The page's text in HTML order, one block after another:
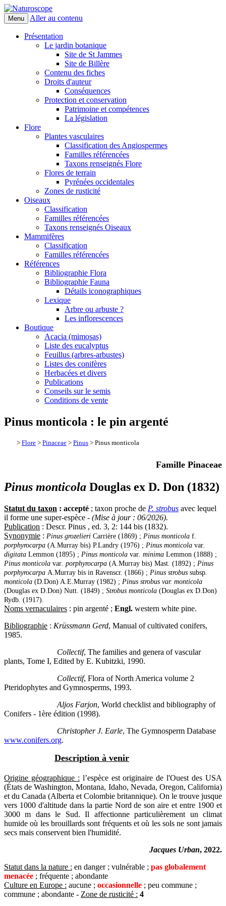
Naturoscope
Menu Aller au contenu
Présentation
Le jardin botanique
Site de St Jammes
Site de Billère
Contenu des fiches
Droits d'auteur
Conséquences
Protection et conservation
Patrimoine et compétences
La législation
Flore
Plantes vasculaires
Classification des Angiospermes
Familles référencées
Taxons renseignés Flore
Flores de terrain
Pyrénées occidentales
Zones de rusticité
Oiseaux
Classification
Familles référencées
Taxons renseignés Oiseaux
Mammifères
Classification
Familles référencées
Références
Bibliographie Flora
Bibliographie Fauna
Détails iconographiques
Lexique
Arbre ou arbuste ?
Les inflorescences
Boutique
Acacia (mimosas)
Liste des eucalyptus
Feuillus (arbres-arbustes)
Listes des conifères
Herbacées et divers
Publications
Conseils sur le semis
Conditions de vente
Pinus monticola : le pin argenté
> Flore > Pinaceae > Pinus > Pinus monticola
Famille Pinaceae
Pinus monticola Douglas ex D. Don (1832)
Statut du taxon : accepté ; taxon proche de P. strobus avec lequel
il forme une super-espèce - (Mise à jour : 06/2026).
Publication : Descr. Pinus , ed. 3, 2: 144 bis (1832).
Synonymie : Pinus grozelieri Carrière (1869) ; Pinus monticola f.
porphyrocarpa (A.Murray bis) P.Landry (1976) ; Pinus monticola var
digitata Lemmon (1895) ; Pinus monticola var . minima Lemmon (1888) ;
Pinus monticola var . porphyrocarpa (A.Murray bis) Mast. (1892) ; Pinus
porphyrocarpa A.Murray bis in Ravenscr. (1866) ; Pinus strobus subsp
monticola (D.Don) A.E.Murray (1982) ; Pinus strobus var. monticola
(Douglas ex D.Don) Nutt. (1849) ; Strobus monticola (Douglas ex D.Don)
Rydb. (1917).
Noms vernaculaires : pin argenté ; Engl. western white pine.
Bibliographie : Krüssmann Gerd, Manual of cultivated conifers,
1985.
Collectif, The families and genera of vascular
plants, Tome I, Edited by E. Kubitzki, 1990.
Collectif, Flora of North America volume 2
Pteridophytes and Gymnosperms, 1993.
Aljos Farjon, World checklist and bibliography of
Conifers - 1ère édition (1998).
Christopher J. Earle, The Gymnosperm Database
www.conifers.org.
Description à venir
Origine géographique : l’espèce est originaire de l'Ouest des USA
(États de Washington, Montana, Idaho, Nevada, Oregon, California)
et du Canada (Alberta et Colombie britannique). On le trouve jusque
vers 1000 d'altitude dans la partie Nord de son aire et entre 1900 et
3000 m dans le Sud. Il affectionne particulièrement un climat
humide où les brouillards sont fréquents et où les sols ne sont jamais
secs mais conservent bien l'humidité.
Jacques Urban, 2022.
Statut dans la nature : en danger ; vulnérable ; pas globalement
menacée ; fréquente ; abondante
Culture en Europe : aucune ; occasionnelle ; peu commune ;
commune ; abondante - Zone de rusticité : 4